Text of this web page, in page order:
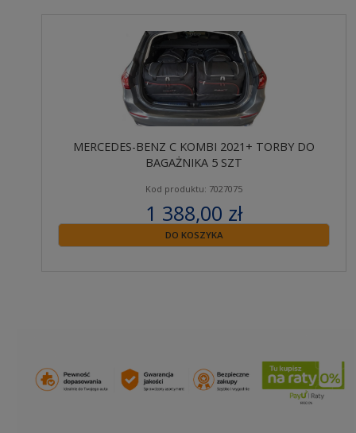
MERCEDES-BENZ C KOMBI 2021+ TORBY DO
BAGAŻNIKA 5 SZT
Kod produktu: 7027075
1 388,00 zł
zawiera 23% VAT
DO KOSZYKA